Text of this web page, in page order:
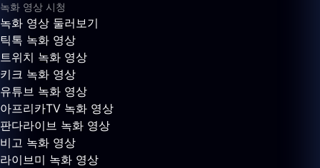
녹화 영상 시청
녹화 영상 둘러보기
틱톡 녹화 영상
트위치 녹화 영상
키크 녹화 영상
유튜브 녹화 영상
아프리카TV 녹화 영상
판다라이브 녹화 영상
비고 녹화 영상
라이브미 녹화 영상